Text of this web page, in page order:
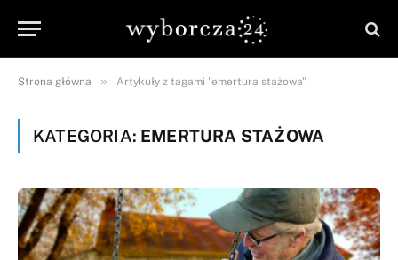
Strona główna » Artykuły z tagami "emertura stażowa"
KATEGORIA: EMERTURA STAŻOWA